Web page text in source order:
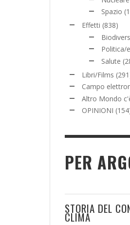
Spazio
Effetti (838)
Politica/
Salute
Libri/Films
Campo
Altro Mondo
OPINIONI
PER
STORIA DEL
CLIMA